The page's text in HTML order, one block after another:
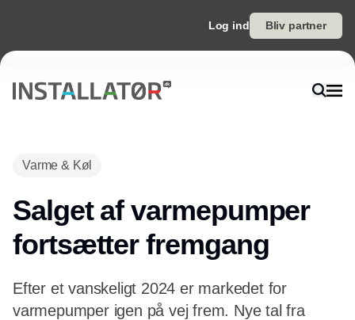
Log ind Bliv partner
Varme & Køl
Salget af varmepumper
fortsætter fremgang
Efter et vanskeligt 2024 er markedet for
varmepumper igen på vej frem. Nye tal fra